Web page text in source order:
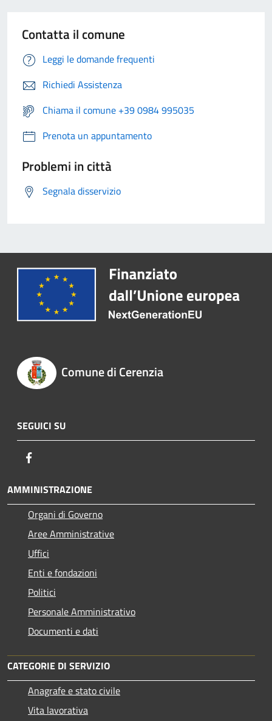
Contatta il comune
Leggi le domande frequenti
Richiedi Assistenza
Chiama il comune +39 0984 995035
Prenota un appuntamento
Problemi in città
Segnala disservizio
Comune di Cerenzia
SEGUICI SU
AMMINISTRAZIONE
Organi di Governo
Aree Amministrative
Uffici
Enti e fondazioni
Politici
Personale Amministrativo
Documenti e dati
CATEGORIE DI SERVIZIO
Anagrafe e stato civile
Vita lavorativa